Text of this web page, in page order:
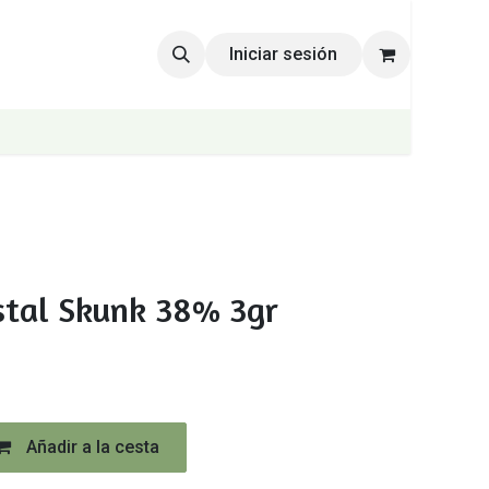
Iniciar sesión
Skunk 38% 3gr
Añadir a la cesta